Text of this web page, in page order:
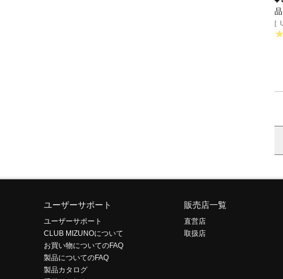
ユーザーサポート
ユーザーサポート
CLUB MIZUNOについて
お買い物についてのFAQ
製品についてのFAQ
製品カタログ
販売店一覧
直営店
取扱店